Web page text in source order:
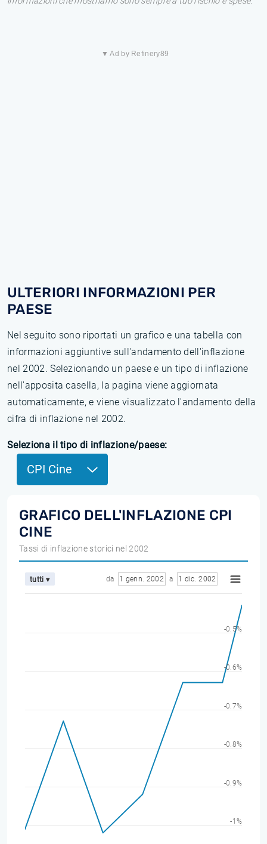
▼ Ad by Refinery89
ULTERIORI INFORMAZIONI PER
PAESE
Nel seguito sono riportati un grafico e una tabella con
informazioni aggiuntive sull'andamento dell'inflazione
nel 2002. Selezionando un paese e un tipo di inflazione
nell'apposita casella, la pagina viene aggiornata
automaticamente, e viene visualizzato l'andamento della
cifra di inflazione nel 2002.
Seleziona il tipo di inflazione/paese:
CPI Cine
GRAFICO DELL'INFLAZIONE CPI
CINE
Tassi di inflazione storici nel 2002
tutti ▾ da 1 genn. 2002 a 1 dic. 2002
-1%
-0.9%
-0.8%
-0.7%
-0.6%
-0.5%